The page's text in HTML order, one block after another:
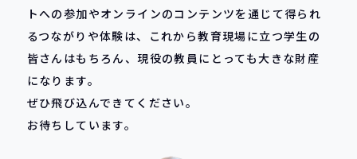
トへの参加やオンラインのコンテンツを通じて得られ
るつながりや体験は、これから教育現場に立つ学生の
皆さんはもちろん、現役の教員にとっても大きな財産
になります。
ぜひ飛び込んできてください。
お待ちしています。